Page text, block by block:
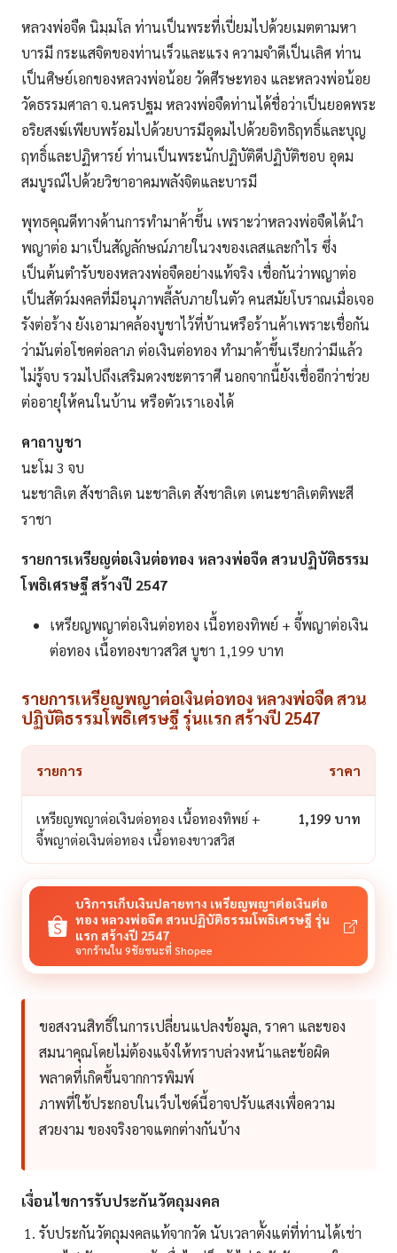
หลวงพ่อจืด นิมฺมโล ท่านเป็นพระที่เปี่ยมไปด้วยเมตตามหา
บารมี กระแสจิตของท่านเร็วและแรง ความจำดีเป็นเลิศ ท่าน
เป็นศิษย์เอกของหลวงพ่อน้อย วัดศีรษะทอง และหลวงพ่อน้อย
วัดธรรมศาลา จ.นครปฐม หลวงพ่อจืดท่านได้ชื่อว่าเป็นยอดพระ
อริยสงฆ์เพียบพร้อมไปด้วยบารมีอุดมไปด้วยอิทธิฤทธิ์และบุญ
ฤทธิ์และปฏิหารย์ ท่านเป็นพระนักปฏิบัติดีปฏิบัติชอบ อุดม
สมบูรณ์ไปด้วยวิชาอาคมพลังจิตและบารมี
พุทธคุณดีทางด้านการทำมาค้าขึ้น เพราะว่าหลวงพ่อจืดได้นำ
พญาต่อ มาเป็นสัญลักษณ์ภายในวงของเลสและกำไร ซึ่ง
เป็นต้นตำรับของหลวงพ่อจืดอย่างแท้จริง เชื่อกันว่าพญาต่อ
เป็นสัตว์มงคลที่มีอนุภาพลี้ลับภายในตัว คนสมัยโบราณเมื่อเจอ
รังต่อร้าง ยังเอามาคล้องบูชาไว้ที่บ้านหรือร้านค้าเพราะเชื่อกัน
ว่ามันต่อโชคต่อลาภ ต่อเงินต่อทอง ทำมาค้าขึ้นเรียกว่ามีแล้ว
ไม่รู้จบ รวมไปถึงเสริมดวงชะตาราศีนอกจากนี้ยังเชื่ออีกว่าช่วย
ต่ออายุให้คนในบ้าน หรือตัวเราเองได้
คาถาบูชา
นะโม 3 จบ
นะชาลิเต สังชาลิเต นะชาลิเต สังชาลิเต เตนะชาลิเตติพะสี
ราชา
รายการเหรียญต่อเงินต่อทอง หลวงพ่อจืด สวนปฏิบัติธรรม
โพธิเศรษฐี สร้างปี 2547
เหรียญพญาต่อเงินต่อทอง เนื้อทองทิพย์ + จี้พญาต่อเงิน
ต่อทอง เนื้อทองขาวสวิส บูชา 1,199 บาท
รายการเหรียญพญาต่อเงินต่อทอง หลวงพ่อจืด สวน
ปฏิบัติธรรมโพธิเศรษฐี รุ่นแรก สร้างปี 2547
รายการ ราคา
เหรียญพญาต่อเงินต่อทอง เนื้อทองทิพย์ +
จี้พญาต่อเงินต่อทอง เนื้อทองขาวสวิส
1,199 บาท
บริการเก็บเงินปลายทาง เหรียญพญาต่อเงินต่อ
ทอง หลวงพ่อจืด สวนปฏิบัติธรรมโพธิเศรษฐี รุ่น
แรก สร้างปี 2547
จากร้านใน 9ชัยชนะที่ Shopee
ขอสงวนสิทธิ์ในการเปลี่ยนแปลงข้อมูล, ราคา และของ
สมนาคุณโดยไม่ต้องแจ้งให้ทราบล่วงหน้าและข้อผิด
พลาดที่เกิดขึ้นจากการพิมพ์
ภาพที่ใช้ประกอบในเว็บไซด์นี้อาจปรับแสงเพื่อความ
สวยงาม ของจริงอาจแตกต่างกันบ้าง
เงื่อนไขการรับประกันวัตถุมงคล
รับประกันวัตถุมงคลแท้จากวัด นับเวลาตั้งแต่ที่ท่านได้เช่า